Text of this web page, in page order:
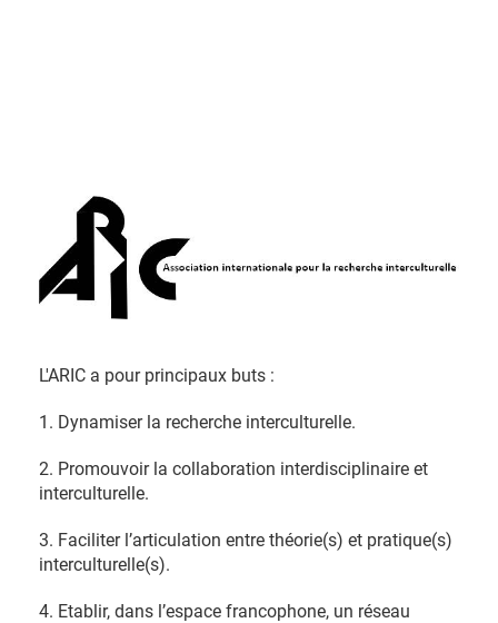
L'ARIC a pour principaux buts :
1. Dynamiser la recherche interculturelle.
2. Promouvoir la collaboration interdisciplinaire et
interculturelle.
3. Faciliter l’articulation entre théorie(s) et pratique(s)
interculturelle(s).
4. Etablir, dans l’espace francophone, un réseau